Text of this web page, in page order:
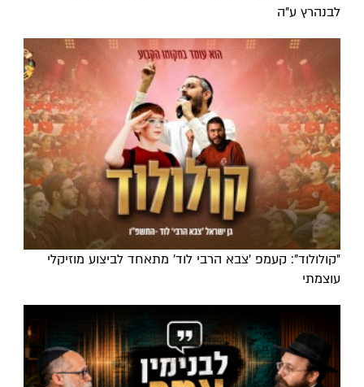
לבנהרץ ע"ה
"קולולוד": קעמפ 'צבא הרבי לוד' מתאחד לביצוע מוזיקלי
עוצמתי